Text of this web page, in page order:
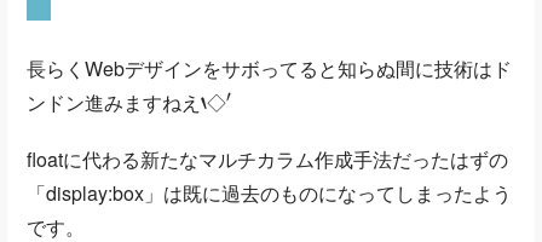
長らくWebデザインをサボってると知らぬ間に技術はド
ンドン進みますねえ
◇
‘◇′
ゞ
floatに代わる新たなマルチカラム作成手法だったはずの
「display:box」は既に過去のものになってしまったよう
です。